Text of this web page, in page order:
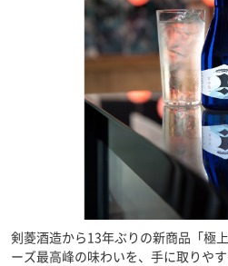
剣菱酒造から13年ぶりの新商品「極
ーズ最高峰の味わいを、手に取りや